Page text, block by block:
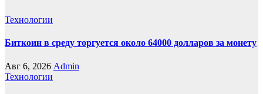
Технологии
Биткоин в среду торгуется около 64000 долларов за монету
Авг 6, 2026 Admin
Технологии